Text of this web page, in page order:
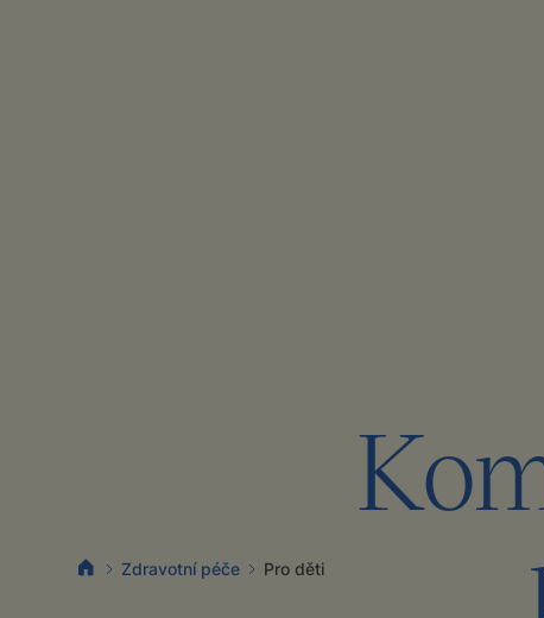
Zdravotní péče Pro děti